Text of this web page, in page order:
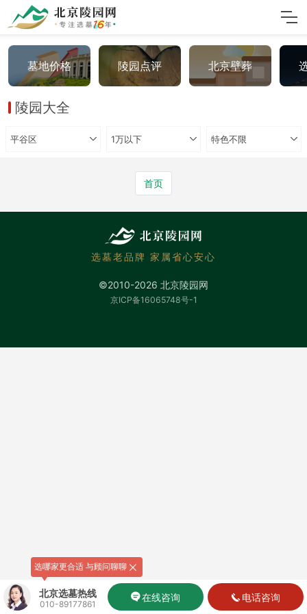
墓地价格 陵园点评 北京壁葬
陵园大全
平谷区 1万以下 特色不限
首页
北京选墓热线
010-89177861
在线咨询 电话咨询
选哪家更合适 与顾问聊聊
选墓老品牌 家属省心安心
©2010-2026 北京陵园网
京ICP备16065748号-1